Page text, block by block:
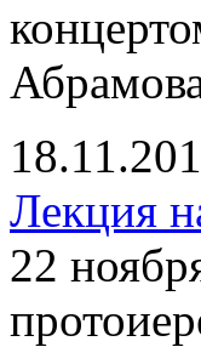
Лекция
22